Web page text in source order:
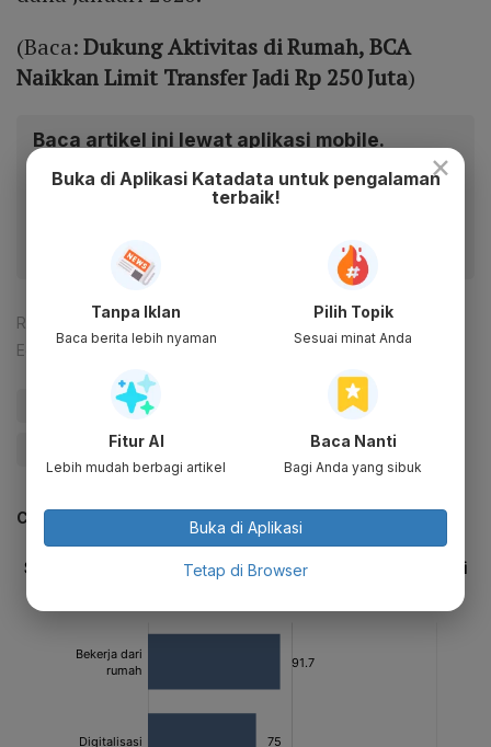
(Baca:Dukung Aktivitas di Rumah, BCA
Naikkan Limit Transfer Jadi Rp 250 Juta)
Baca artikel ini lewat aplikasi mobile.
Dapatkan pengalaman membaca lebih nyaman dan nikmati
fitur menarik lainnya lewat aplikasi mobile Katadata.
Reporter:
Muchammad Egi Fadliansyah
Editor:
Agung Jatmiko
#Pandemi Corona #Virus Corona
CEK JUGA DATA INI
×
Buka di Aplikasi Katadata untuk pengalaman
terbaik!
Tanpa Iklan
Baca berita lebih nyaman
Pilih Topik
Sesuai minat Anda
Fitur AI
Lebih mudah berbagi artikel
Baca Nanti
Bagi Anda yang sibuk
Buka di Aplikasi
Tetap di Browser